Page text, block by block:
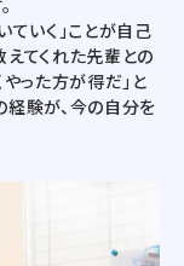
ていく」ことが自己
てくれた先輩との
やった方が得だ」と
経験が、今の自分を